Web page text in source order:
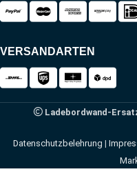
VERSANDARTEN
Ladebordwand-
Datenschutzbelehrung |